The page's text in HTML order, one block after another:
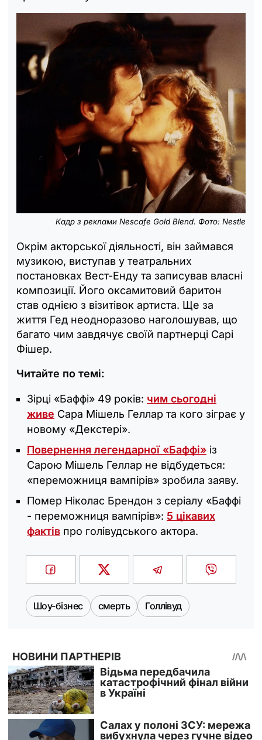
Кадр з реклами Nescafe Gold Blend. Фото: Nestle
Окрім акторської діяльності, він займався
музикою, виступав у театральних
постановках Вест-Енду та записував власні
композиції. Його оксамитовий баритон
став однією з візитівок артиста. Ще за
життя Гед неодноразово наголошував, що
багато чим завдячує своїй партнерці Сарі
Фішер.
Читайте по темі:
Зірці «Баффі» 49 років: чим сьогодні
живе Сара Мішель Геллар та кого зіграє у
новому «Декстері».
Повернення легендарної «Баффі» із
Сарою Мішель Геллар не відбудеться:
«переможниця вампірів» зробила заяву.
Помер Ніколас Брендон з серіалу «Баффі
- переможниця вампірів»: 5 цікавих
фактів про голівудського актора.
Шоу-бізнес смерть Голлівуд